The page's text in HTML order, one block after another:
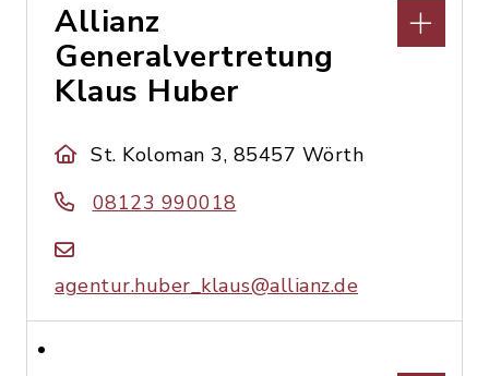
Allianz
Generalvertretung
Klaus Huber
St. Koloman 3, 85457 Wörth
08123 990018
agentur.huber_klaus@allianz.de